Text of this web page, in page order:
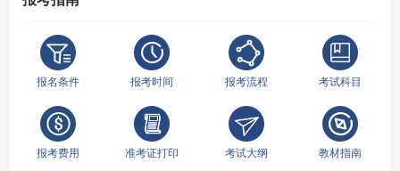
报名条件 报考时间 报考流程 考试科目
报考费用 准考证打印 考试大纲 教材指南